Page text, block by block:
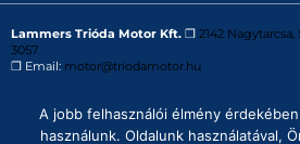
Lammers Trióda Motor Kft. ❒ 2142 Nagytarcsa,
3057
❒ Email: motor@triodamotor.hu
Powered byDigit-Now Kft.
A jobb felhasználói élmény
használunk. Oldalunk használatával,